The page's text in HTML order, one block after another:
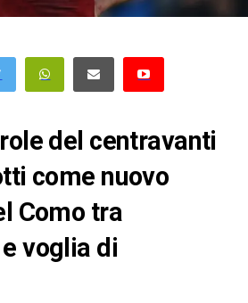
del centravanti
come nuovo
Como tra
voglia di